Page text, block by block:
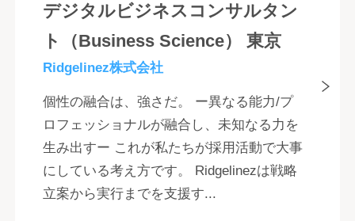
デジタルビジネスコンサルタン
ト（Business Science） 東京
Ridgelinez株式会社
個性の融合は、強さだ。 ー異なる能力/プ
ロフェッショナルが融合し、未知なる力を
生み出すー これが私たちが採用活動で大事
にしている考え方です。 Ridgelinezは戦略
立案から実行までを支援す...